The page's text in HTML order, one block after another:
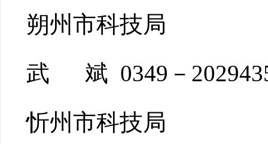
朔州市科技局
武 斌 0349－
忻州市科技局